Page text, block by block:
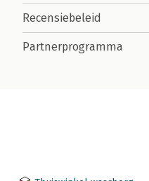
Recensiebeleid
Partnerprogramma